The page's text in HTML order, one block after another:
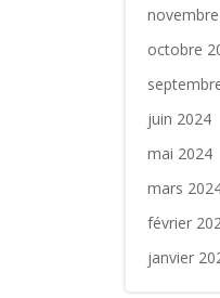
octobre
juin 2024
mai 2024
mars
février
janvier